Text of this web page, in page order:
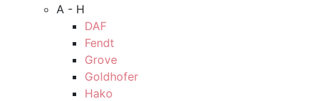
A - H
DAF
Fendt
Grove
Goldhofer
Hako